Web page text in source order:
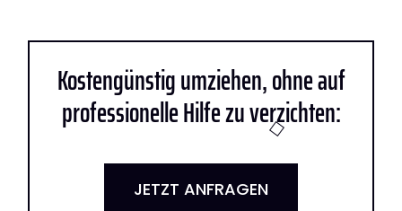
Kostengünstig umziehen, ohne auf
professionelle Hilfe zu verzichten:
JETZT ANFRAGEN